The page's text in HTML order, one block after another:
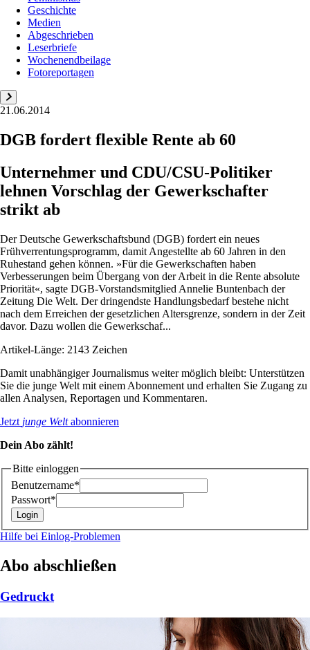
Geschichte
Medien
Abgeschrieben
Leserbriefe
Wochenendbeilage
Fotoreportagen
21.06.2014
DGB fordert flexible Rente ab 60
Unternehmer und CDU/CSU-Politiker
lehnen Vorschlag der Gewerkschafter
strikt ab
Der Deutsche Gewerkschaftsbund (DGB) fordert ein neues
Frühverrentungsprogramm, damit Angestellte ab 60 Jahren in den
Ruhestand gehen können. »Für die Gewerkschaften haben
Verbesserungen beim Übergang von der Arbeit in die Rente absolute
Priorität«, sagte DGB-Vorstandsmitglied Annelie Buntenbach der
Zeitung Die Welt. Der dringendste Handlungsbedarf bestehe nicht
nach dem Erreichen der gesetzlichen Altersgrenze, sondern in der Zeit
davor. Dazu wollen die Gewerkschaf...
Artikel-Länge: 2143 Zeichen
Damit unabhängiger Journalismus weiter möglich bleibt: Unterstützen
Sie die junge Welt mit einem Abonnement und erhalten Sie Zugang zu
allen Analysen, Reportagen und Kommentaren.
Jetzt junge Weltabonnieren
Dein Abo zählt!
Bitte einloggen
Benutzername*
Passwort*
Hilfe bei Einlog-Problemen
Abo abschließen
Gedruckt